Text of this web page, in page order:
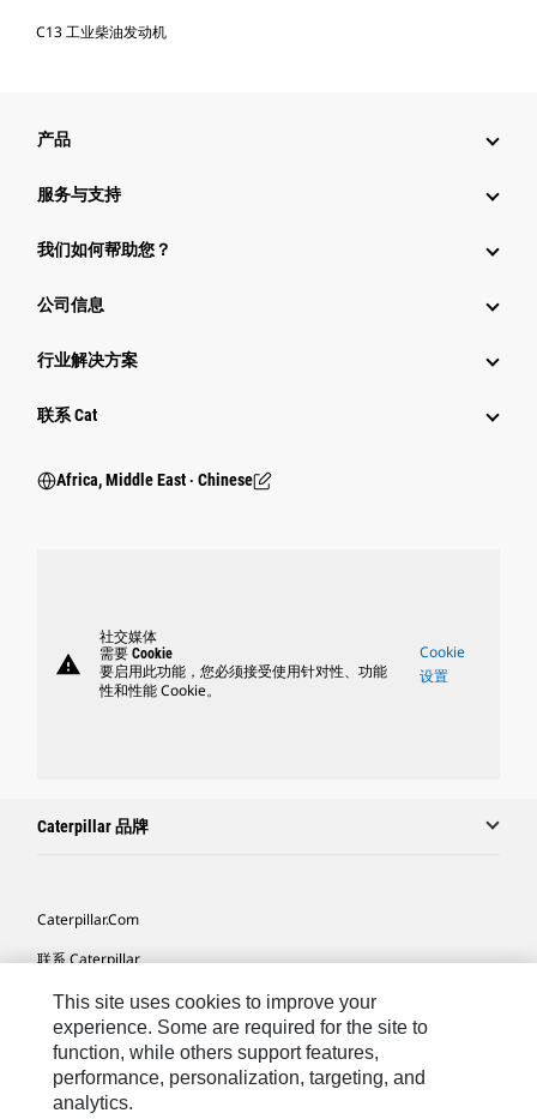
C13 工业柴油发动机
产品
服务与支持
我们如何帮助您？
公司信息
行业解决方案
行业
联系 Cat
Africa, Middle East ‧ Chinese
warning
社交媒体
需要 Cookie
要启用此功能，您必须接受使用针对性、功能
性和性能 Cookie。
Cookie
设置
Caterpillar 品牌
Caterpillar.com
联系 Caterpillar
我的营销首选项
站点地图
Cookie Settings
This site uses cookies to improve your
experience. Some are required for the site to
function, while others support features,
performance, personalization, targeting, and
analytics.